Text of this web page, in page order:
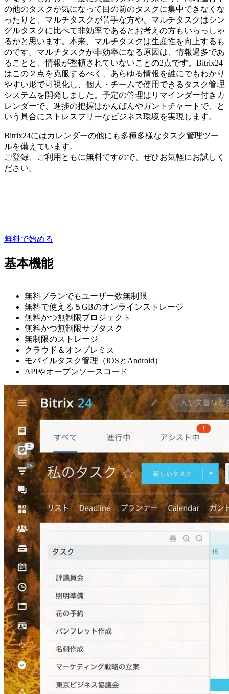
の他のタスクが気になって目の前のタスクに集中できなくな
ったりと、マルチタスクが苦手な方や、マルチタスクはシン
グルタスクに比べて非効率であるとお考えの方もいらっしゃ
るかと思います。本来、マルチタスクは生産性を向上するも
のです。マルチタスクが非効率になる原因は、情報過多であ
ることと、情報が整頓されていないことの2点です。Bitrix24
はこの２点を克服するべく、あらゆる情報を誰にでもわかり
やすい形で可視化し、個人・チームで使用できるタスク管理
システムを開発しました。予定の管理はリマインダー付きカ
レンダーで、進捗の把握はかんばんやガントチャートで、と
いう具合にストレスフリーなビジネス環境を実現します。
Bitrix24にはカレンダーの他にも多種多様なタスク管理ツー
ルを備えています。
ご登録、ご利用ともに無料ですので、ぜひお気軽にお試しく
ださい。
無料で始める
基本機能
無料プランでもユーザー数無制限
無料で使える５GBのオンラインストレージ
無料かつ無制限プロジェクト
無料かつ無制限サブタスク
無制限のストレージ
クラウド＆オンプレミス
モバイルタスク管理（iOSとAndroid）
APIやオープンソースコード